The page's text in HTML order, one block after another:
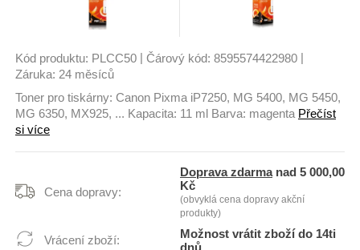
Kód produktu: PLCC50 Čárový kód: 8595574422980
Záruka: 24 měsíců
Toner pro tiskárny: Canon Pixma iP7250, MG 5400, MG 5450,
MG 6350, MX925, ... Kapacita: 11 ml Barva: magenta Přečíst
si více
Cena dopravy:
Doprava zdarmanad 5 000,00
Kč
(obvyklá cena dopravy akční
produkty)
Vrácení zboží:
Možnost vrátit zboží do 14ti